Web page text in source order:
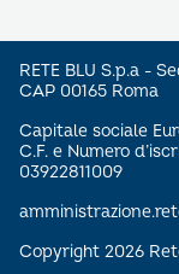
RETE BLU S.p.a -
CAP 00165 Roma
Capitale sociale
C.F. e Numero
03922811009
Copyright 2026